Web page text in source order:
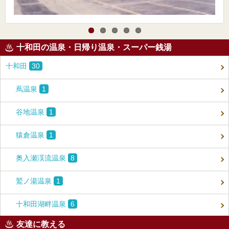
十和田の温泉・日帰り温泉・スーパー銭湯
十和田 30
蔦温泉 1
谷地温泉 1
猿倉温泉 1
奥入瀬渓流温泉 8
鷲ノ湯温泉 1
十和田湖畔温泉 6
友達に教える